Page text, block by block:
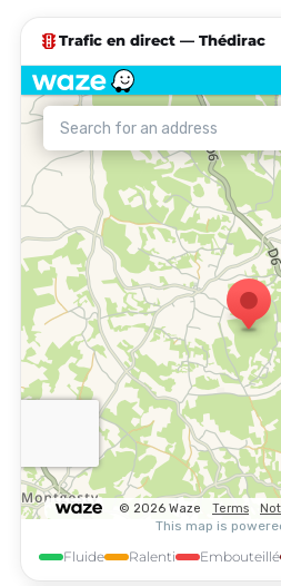
traffic Trafic en direct — Thédirac
Fluide Ralenti Embouteillé